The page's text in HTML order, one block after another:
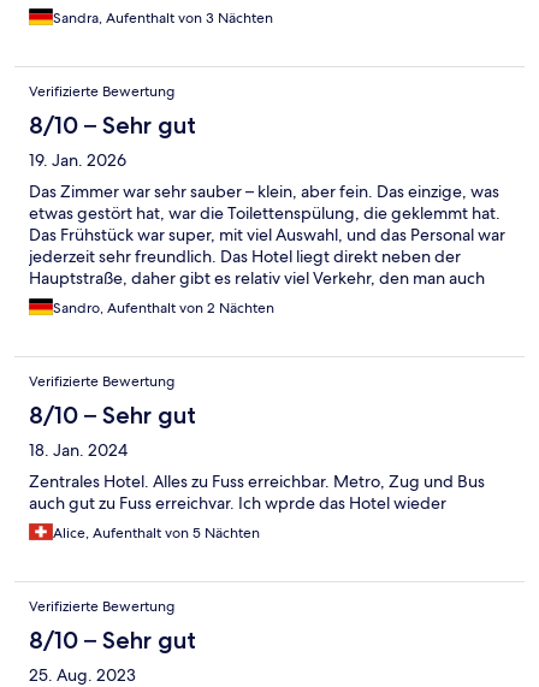
Sandra, Aufenthalt von 3 Nächten
Verifizierte Bewertung
8/10 – Sehr gut
19. Jan. 2026
Das Zimmer war sehr sauber – klein, aber fein. Das einzige, was
etwas gestört hat, war die Toilettenspülung, die geklemmt hat.
Das Frühstück war super, mit viel Auswahl, und das Personal war
jederzeit sehr freundlich. Das Hotel liegt direkt neben der
Hauptstraße, daher gibt es relativ viel Verkehr, den man auch
bei einem Zimmer mit Meerblick hört. Das war uns jedoch
bewusst und mit geschlossenem Fenster halb so schlimm. Alles
jeden Fall wieder buchen
Sandro, Aufenthalt von 2 Nächten
Verifizierte Bewertung
8/10 – Sehr gut
18. Jan. 2024
Zentrales Hotel. Alles zu Fuss erreichbar. Metro, Zug und Bus
auch gut zu Fuss erreichvar. Ich wprde das Hotel wieder
Alice, Aufenthalt von 5 Nächten
Verifizierte Bewertung
8/10 – Sehr gut
25. Aug. 2023